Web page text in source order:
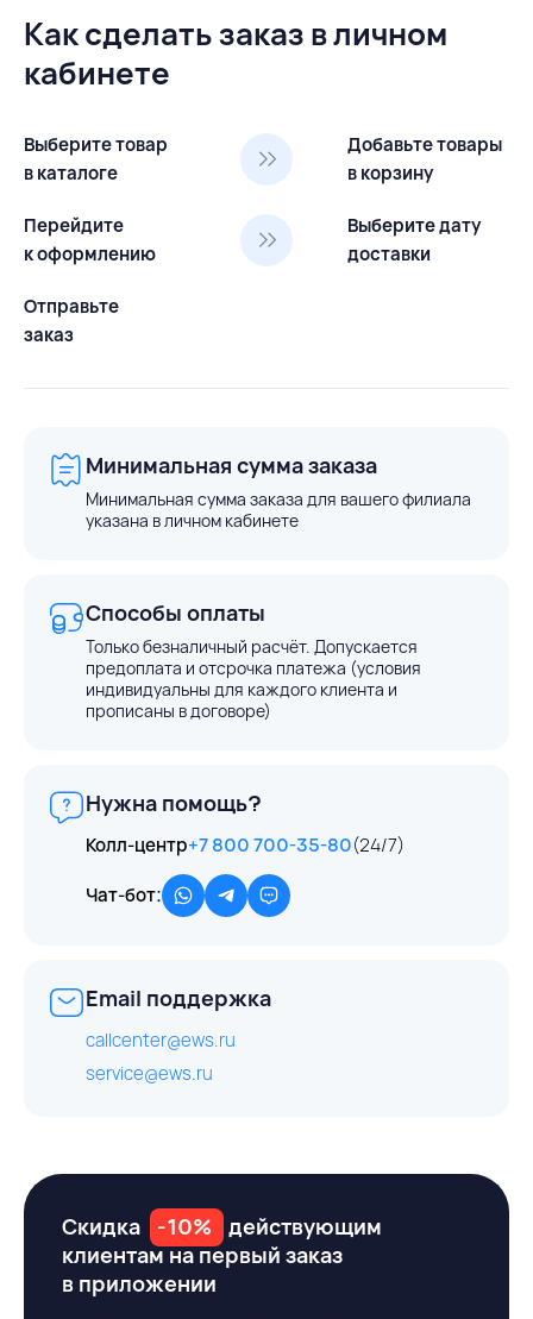
Как сделать заказ в личном
кабинете
Выберите товар
в каталоге
Добавьте товары
в корзину
Перейдите
к оформлению
Выберите дату
доставки
Отправьте
заказ
Минимальная сумма заказа
Минимальная сумма заказа для вашего филиала
указана в личном кабинете
Способы оплаты
Только безналичный расчёт. Допускается
предоплата и отсрочка платежа (условия
индивидуальны для каждого клиента и
прописаны в договоре)
Нужна помощь?
Колл-центр+7 800 700-35-80(24/7)
Чат-бот:
Email поддержка
callcenter@ews.ru
service@ews.ru
Скидка -10%
действующим
клиентам на первый заказ
в приложении